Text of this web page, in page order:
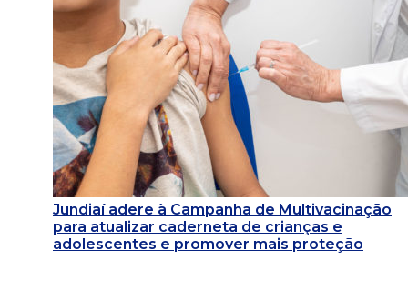
Jundiaí adere à Campanha de Multivacinação
para atualizar caderneta de crianças e
adolescentes e promover mais proteção